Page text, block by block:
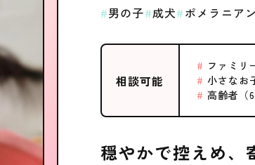
男の子 成犬 ポメラニアン
相談可能
ファミリ
小さなお
高齢者（
穏やかで控えめ、